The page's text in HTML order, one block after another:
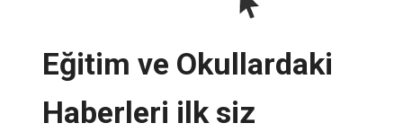
Eğitim ve Okullardaki
Haberleri ilk siz